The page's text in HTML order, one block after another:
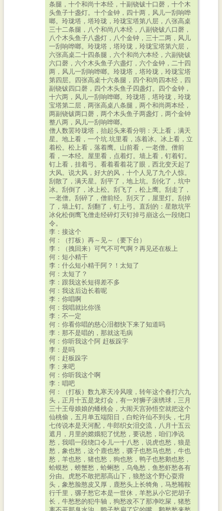
条腿，十个和尚十本经，十副铙钹十口磬，十个木
头鱼子十盏灯。十个金钟，四十两，风儿一刮响哗
啷。玲珑塔，塔玲珑，玲珑宝塔第八层，八张高桌
三十二条腿，八个和尚八本经，八副铙钹八口磬，
八个木头鱼子八盏灯，八个金钟，三十二两，风儿
一刮响哗啷。玲珑塔，塔玲珑，玲珑宝塔第六层，
六张高桌二十四条腿，六个和尚六本经，六副铙钹
六口磬，六个木头鱼子六盏灯，六个金钟，二十四
两，风儿一刮响哗啷。玲珑塔，塔玲珑，玲珑宝塔
第四层。四张高桌十六条腿，四个和尚四本经，四
副铙钹四口磬，四个木头鱼子四盏灯。四个金钟，
十六两，风儿一刮响哗啷。玲珑塔，塔玲珑，玲珑
宝塔第二层，两张高桌八条腿，两个和尚两本经，
两副铙钹两口磬，两个木头鱼子两盏灯，两个金钟
整八两，风儿一刮响哗啷。
僧人数罢玲珑塔，抬起头来看分明：天上看，满天
星。地上看，一个坑.坑里看，冻着冰。冰上看，立
着松。松上看，落着鹰。山前看，一老僧。僧前
看，一本经。屋里看，点着灯。墙上看，钉着钉。
钉上看，挂着弓。看着看着花了眼，西北变天起了
大风。说大风，好大的风，十个人见了九个人惊。
刮散了，满天星。刮平了，地上坑。刮化了，坑中
冰。刮倒了，冰上松。刮飞了，松上鹰。刮走了，
一老僧。刮碎了，僧前经。刮灭了，屋里灯。刮掉
了，墙上钉。刮翻了，钉上弓。直刮的：星散坑平
冰化松倒鹰飞僧走经碎灯灭钉掉弓崩这么一段绕口
令。
李：接这个
何：（打板）再～见～（要下台）
李：（拽回来）可气不可气啊？再见还在板上
何：短小精干
李：什么短小精干阿？！太短了
何：太短了？
李：跟我这长短得差不多
何：我这后边长着呢
李：你唱啊
何：我唱就比你强
李：不一定
何：你看你唱的慈心泪都快下来了知道吗
李：那不是唱的，那就这毛病
何：你听我这个阿 赶板跺字
李：是吗
何：赶板跺字
李：来吧
何：你听我这个啊
李：唱吧
何：（打板）数九寒天冷风嗖，转年这个春打六九
头，正月十五是龙灯会，有一对狮子滚绣球，三月
三十王母娘娘的蟠桃会，大闹天宫孙悟空就把这个
仙桃偷，五月单五端阳日，白蛇许仙不到头，七月
七传说本是天河配，牛郎织女泪交流，八月十五云
遮月，月里的嫦娥犯了忧愁，要说愁，咱们净说
愁，我唱一段绕口令儿一十八愁，说虎也愁，狼是
愁，象也愁，这个鹿也愁，骡子也愁马也愁，牛也
愁，羊也愁，猪也愁，狗也愁，鸭子也愁鹅也愁，
蛤蟆愁，螃蟹愁，蛤蜊愁，乌龟愁，鱼愁虾愁各有
分由。虎愁不敢把那高山下，狼愁这个野心耍滑
头，象愁脸憨皮又厚，鹿愁头上长犄角，马愁鞴鞍
行千里，骡子愁它本是一世休，羊愁从小它把胡子
长，牛愁愁的犯牛轴，狗愁改不了那净吃屎，猪愁